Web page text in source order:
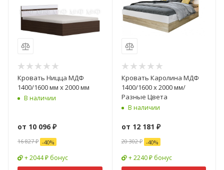
Кровать Ницца МДФ
1400/1600 мм х 2000 мм
В наличии
от 10 096 ₽
16 827 ₽ -40%
+ 2044 ₽ бонус
Кровать Каролина МДФ
1400/1600 х 2000 мм/
Разные Цвета
В наличии
от 12 181 ₽
20 302 ₽ -40%
+ 2240 ₽ бонус